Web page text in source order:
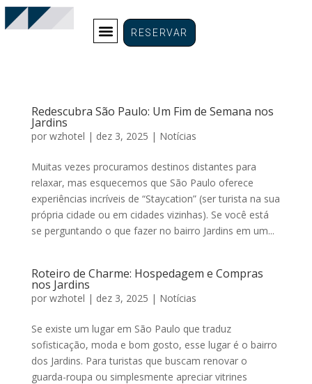
RESERVAR
Redescubra São Paulo: Um Fim de Semana nos
Jardins
por wzhotel | dez 3, 2025 | Notícias
Muitas vezes procuramos destinos distantes para
relaxar, mas esquecemos que São Paulo oferece
experiências incríveis de “Staycation” (ser turista na sua
própria cidade ou em cidades vizinhas). Se você está
se perguntando o que fazer no bairro Jardins em um...
Roteiro de Charme: Hospedagem e Compras
nos Jardins
por wzhotel | dez 3, 2025 | Notícias
Se existe um lugar em São Paulo que traduz
sofisticação, moda e bom gosto, esse lugar é o bairro
dos Jardins. Para turistas que buscam renovar o
guarda-roupa ou simplesmente apreciar vitrines